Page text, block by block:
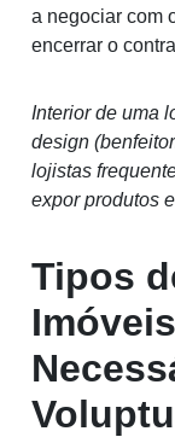
a negociar com
encerrar o
Interior de uma
design
lojistas
expor produtos
Tipos